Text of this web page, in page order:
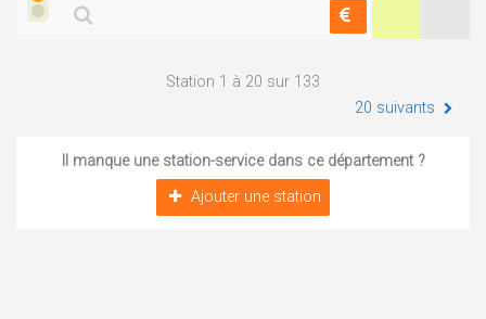
Station 1 à 20 sur 133
20 suivants
Il manque une station-service dans ce département ?
Ajouter une station